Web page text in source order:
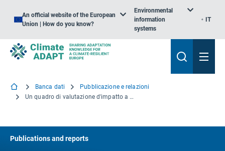
An official website of the European
Union | How do you know?
Environmental
information
systems
IT
Banca dati
Pubblicazione e relazioni
Un quadro di valutazione d'impatto a sostegno della pianificazione e della valutazione di progetti di soluzioni basate sulla natura
Publications and reports